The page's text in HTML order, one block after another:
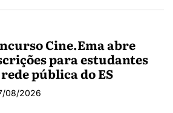
Cine.Ema abre
para estudantes
pública do ES
08/2026